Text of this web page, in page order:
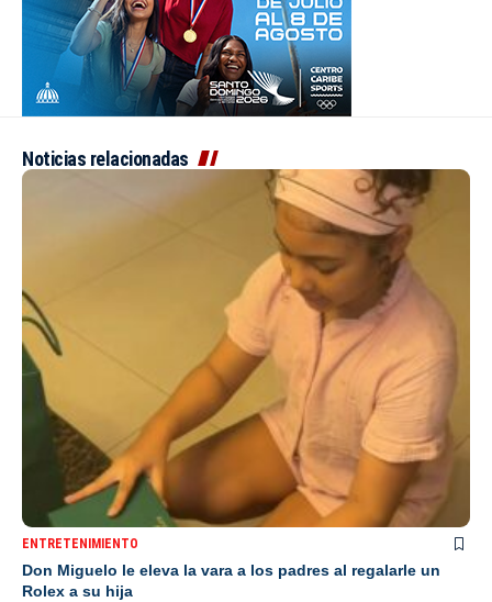
Noticias relacionadas
ENTRETENIMIENTO
Don Miguelo le eleva la vara a los padres al regalarle un
Rolex a su hija